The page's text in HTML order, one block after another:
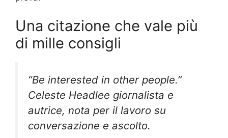
Una citazione che vale più
di mille consigli
“Be interested in other people.”
Celeste Headlee giornalista e
autrice, nota per il lavoro su
conversazione e ascolto.